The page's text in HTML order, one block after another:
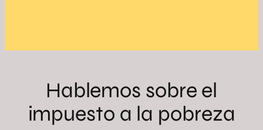
Hablemos sobre el
impuesto a la pobreza